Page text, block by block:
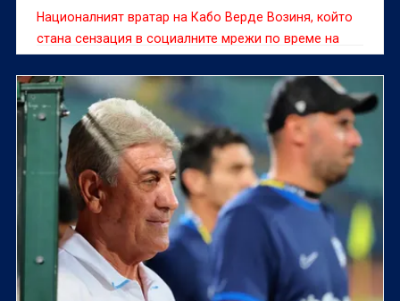
Националният вратар на Кабо Верде Возиня, който
стана сензация в социалните мрежи по време на
Световното първенство по футбол, подписа с тима
на Коло Коло, обявиха от чилийския клуб.